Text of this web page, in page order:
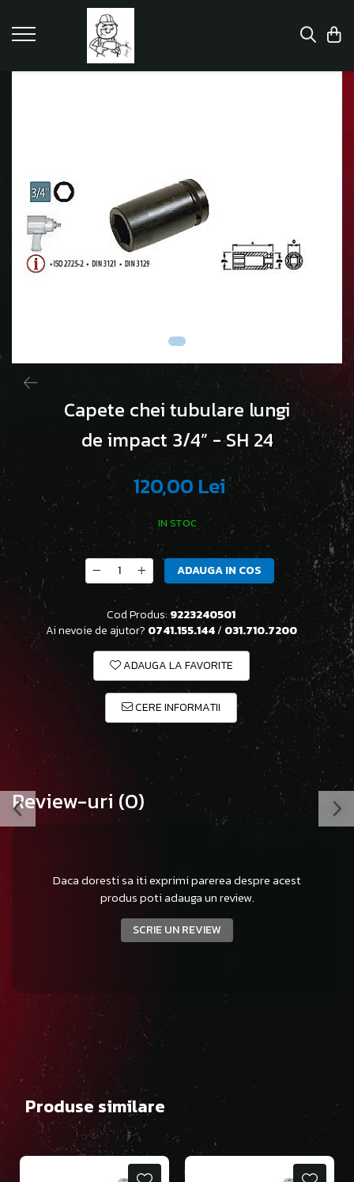
Capete chei tubulare lungi
de impact 3/4” - SH 24
120,00 Lei
IN STOC
ADAUGA IN COS
Cod Produs: 9223240501
Ai nevoie de ajutor? 0741.155.144/ 031.710.7200
ADAUGA LA FAVORITE
CERE INFORMATII
Review-uri (0)
Daca doresti sa iti exprimi parerea despre acest
produs poti adauga un review.
SCRIE UN REVIEW
Produse similare